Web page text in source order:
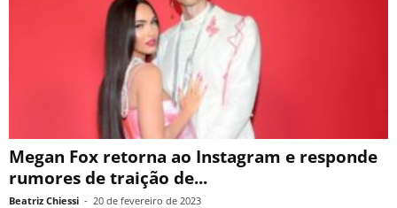
Megan Fox retorna ao Instagram e responde
rumores de traição de...
Beatriz Chiessi - 20 de fevereiro de 2023